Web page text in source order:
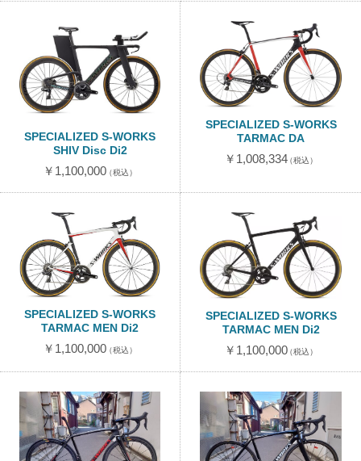
SPECIALIZED S-WORKS
SHIV Disc Di2
￥1,100,000（税込）
SPECIALIZED S-WORKS
TARMAC DA
￥1,008,334（税込）
SPECIALIZED S-WORKS
TARMAC MEN Di2
￥1,100,000（税込）
SPECIALIZED S-WORKS
TARMAC MEN Di2
￥1,100,000（税込）